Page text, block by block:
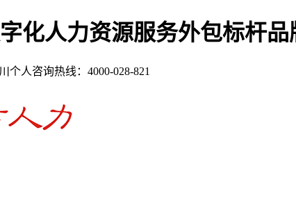
字化人力资源服务外包标杆品
个人咨询热线：4000-028-821